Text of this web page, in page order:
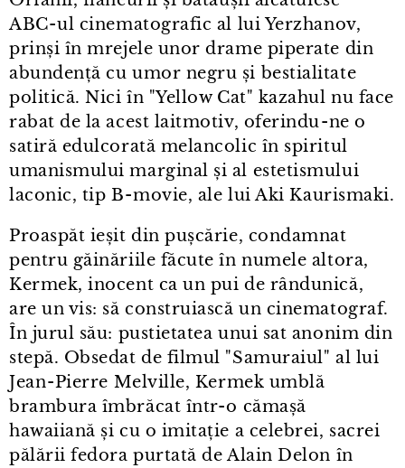
ABC⁠-⁠ul cinematografic al lui Yerzhanov,
prinși în mrejele unor drame piperate din
abundență cu umor negru și bestialitate
politică. Nici în "Yellow Cat" kazahul nu face
rabat de la acest laitmotiv, oferindu⁠-⁠ne o
satiră edulcorată melancolic în spiritul
umanismului marginal și al estetismului
laconic, tip B⁠-⁠movie, ale lui Aki Kaurismaki.
Proaspăt ieșit din pușcărie, condamnat
pentru găinăriile făcute în numele altora,
Kermek, inocent ca un pui de rândunică,
are un vis: să construiască un cinematograf.
În jurul său: pustietatea unui sat anonim din
stepă. Obsedat de filmul "Samuraiul" al lui
Jean⁠-⁠Pierre Melville, Kermek umblă
brambura îmbrăcat într⁠-⁠o cămașă
hawaiiană și cu o imitație a celebrei, sacrei
pălării fedora purtată de Alain Delon în